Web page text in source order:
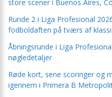
store scener i Buenos Aires,
Runde 2 i Liga Profesional
fodboldaften på tværs af
Åbningsrunde i Liga
nøgledetaljer
Røde kort, sene scoringer og
igennem i Primera B